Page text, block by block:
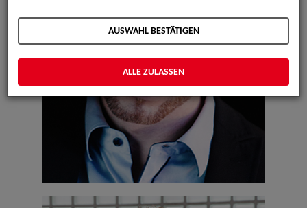
AUSWAHL BESTÄTIGEN
ALLE ZULASSEN